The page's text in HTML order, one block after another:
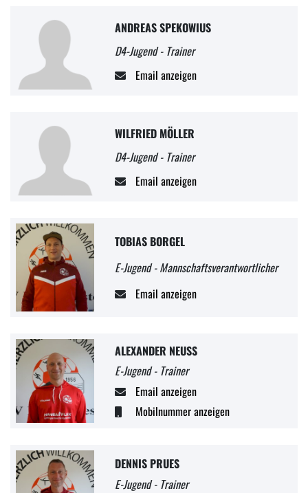
ANDREAS SPEKOWIUS
D4-Jugend - Trainer
Email anzeigen
WILFRIED MÖLLER
D4-Jugend - Trainer
Email anzeigen
TOBIAS BORGEL
E-Jugend - Mannschaftsverantwortlicher
Email anzeigen
ALEXANDER NEUSS
E-Jugend - Trainer
Email anzeigen
Mobilnummer anzeigen
DENNIS PRUES
E-Jugend - Trainer